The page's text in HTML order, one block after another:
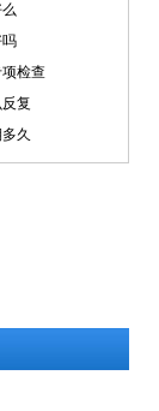
检查
复
久